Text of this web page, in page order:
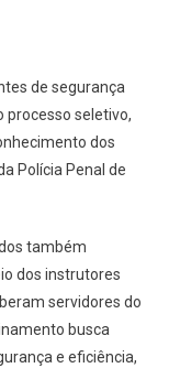
de segurança
seletivo,
dos
Polícia Penal de
também
dos instrutores
servidores do
busca
e eficiência,